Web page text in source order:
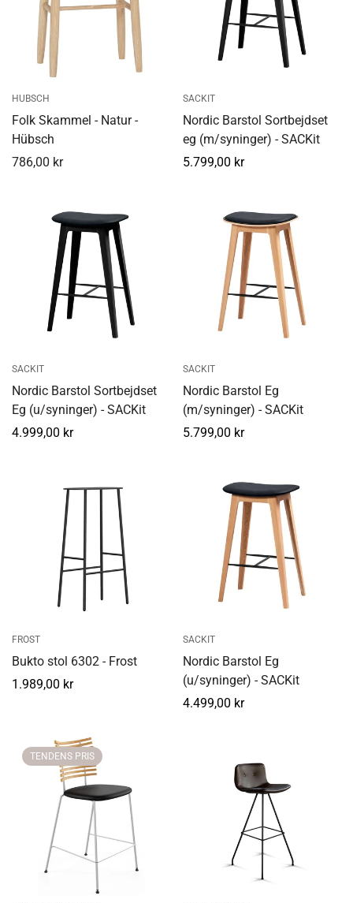
HUBSCH
Folk Skammel - Natur -
Hübsch
Udsalgspris
786,00 kr
SACKIT
Nordic Barstol Sortbejdset
eg (m/syninger) - SACKit
Normal
5.799,00 kr
SACKIT
Nordic Barstol Sortbejdset
Eg (u/syninger) - SACKit
Normal
4.999,00 kr
SACKIT
Nordic Barstol Eg
(m/syninger) - SACKit
Normal
5.799,00 kr
FROST
Bukto stol 6302 - Frost
Normal
1.989,00 kr
SACKIT
Nordic Barstol Eg
(u/syninger) - SACKit
Normal
4.499,00 kr
TENDENS PRIS